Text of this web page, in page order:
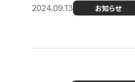
2024.09.13 お知らせ